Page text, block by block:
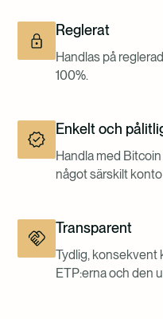
Reglerat
Handlas på
100%.
Enkelt och
Handla med
något särskilt
Transparent
Tydlig, konsekvent
ETP:erna och den